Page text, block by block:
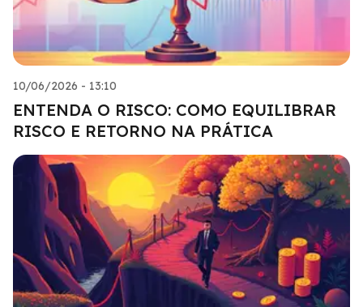
10/06/2026 - 13:10
ENTENDA O RISCO: COMO EQUILIBRAR
RISCO E RETORNO NA PRÁTICA